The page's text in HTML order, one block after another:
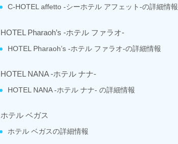
C-HOTEL affetto -シーホテル アフェット-の詳細情報
HOTEL Pharaoh’s -ホテル ファラオ-
HOTEL Pharaoh’s -ホテル ファラオ-の詳細情報
HOTEL NANA -ホテル ナナ-
HOTEL NANA -ホテル ナナ- の詳細情報
ホテル ベガス
ホテル ベガスの詳細情報